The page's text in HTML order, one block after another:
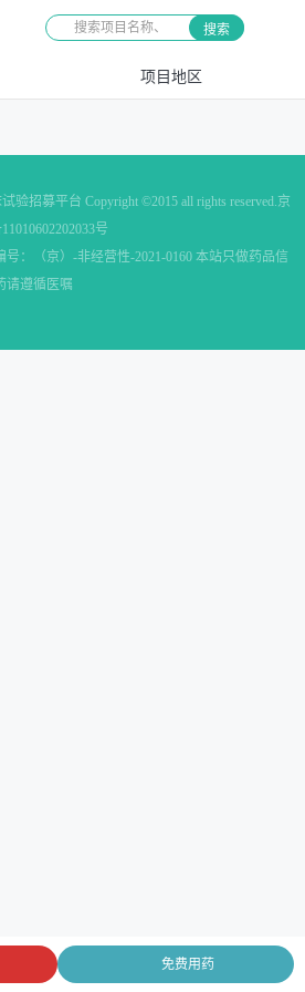
搜索
项目地区
验招募平台 Copyright ©2015 all rights reserved.京
号
：（京）-非经营性-2021-0160 本站只做药品信
请遵循医嘱
免费用药